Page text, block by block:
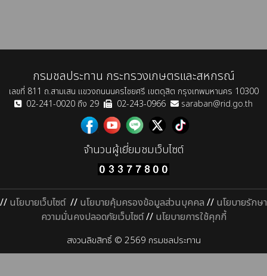
กรมชลประทาน กระทรวงเกษตรและสหกรณ์
เลขที่ 811 ถ.สามเสน แขวงถนนนครไชยศรี เขตดุสิต กรุงเทพมหานคร 10300
02-241-0020 ถึง 29
02-243-0966 saraban@rid.go.th
จำนวนผู้เยี่ยมชมเว็บไซต์
// นโยบายเว็บไซต์ // นโยบายคุ้มครองข้อมูลส่วนบุคคล // นโยบายรักษา
ความมั่นคงปลอดภัยเว็บไซต์// นโยบายการใช้คุกกี้
สงวนลิขสิทธิ์ © 2569 กรมชลประทาน